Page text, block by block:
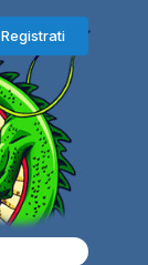
Registrati